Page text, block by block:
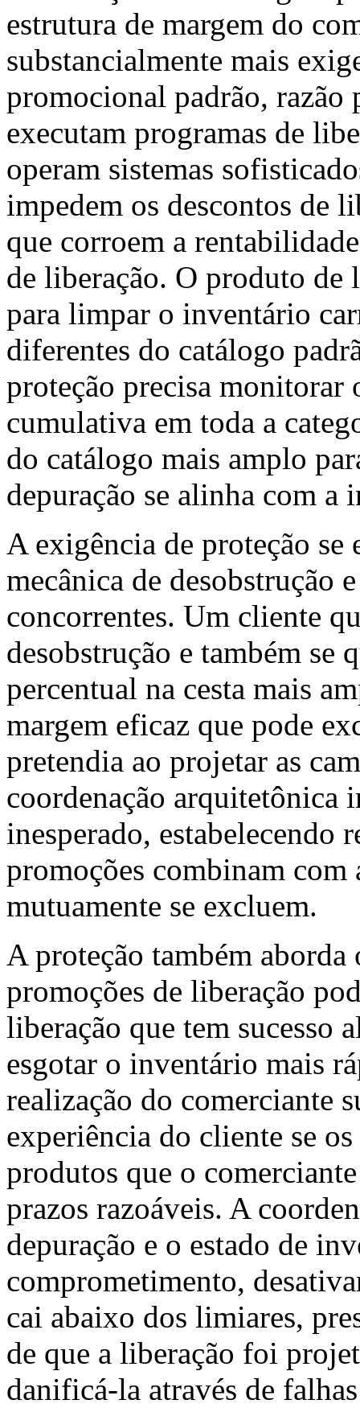
estrutura de margem do
substancialmente mais
promocional padrão, razão
executam programas de
operam sistemas
impedem os descontos de
que corroem a
de liberação. O produto
para limpar o inventário
diferentes do catálogo
proteção precisa monitorar
cumulativa em toda a
do catálogo mais amplo
depuração se alinha com a
A exigência de proteção se
mecânica de desobstrução
concorrentes. Um cliente
desobstrução e também se
percentual na cesta mais
margem eficaz que pode
pretendia ao projetar as
coordenação arquitetônica
inesperado, estabelecendo
promoções combinam com
mutuamente se excluem.
A proteção também aborda
promoções de liberação
liberação que tem sucesso
esgotar o inventário mais
realização do comerciante
experiência do cliente se
produtos que o
prazos razoáveis. A
depuração e o estado de
comprometimento,
cai abaixo dos limiares,
de que a liberação foi
danificá-la através de